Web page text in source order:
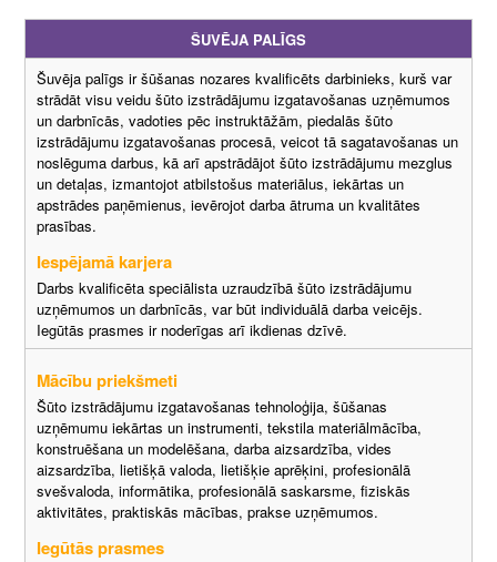
ŠUVĒJA PALĪGS
Šuvēja palīgs ir šūšanas nozares kvalificēts darbinieks, kurš var
strādāt visu veidu šūto izstrādājumu izgatavošanas uzņēmumos
un darbnīcās, vadoties pēc instruktāžām, piedalās šūto
izstrādājumu izgatavošanas procesā, veicot tā sagatavošanas un
noslēguma darbus, kā arī apstrādājot šūto izstrādājumu mezglus
un detaļas, izmantojot atbilstošus materiālus, iekārtas un
apstrādes paņēmienus, ievērojot darba ātruma un kvalitātes
prasības.
Iespējamā karjera
Darbs kvalificēta speciālista uzraudzībā šūto izstrādājumu
uzņēmumos un darbnīcās, var būt individuālā darba veicējs.
Iegūtās prasmes ir noderīgas arī ikdienas dzīvē.
Mācību priekšmeti
Šūto izstrādājumu izgatavošanas tehnoloģija, šūšanas
uzņēmumu iekārtas un instrumenti, tekstila materiālmācība,
konstruēšana un modelēšana, darba aizsardzība, vides
aizsardzība, lietišķā valoda, lietišķie aprēķini, profesionālā
svešvaloda, informātika, profesionālā saskarsme, fiziskās
aktivitātes, praktiskās mācības, prakse uzņēmumos.
Iegūtās prasmes